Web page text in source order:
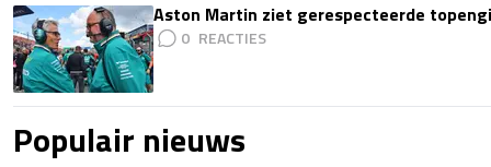
Aston Martin ziet gerespecteerde
0
Populair nieuws